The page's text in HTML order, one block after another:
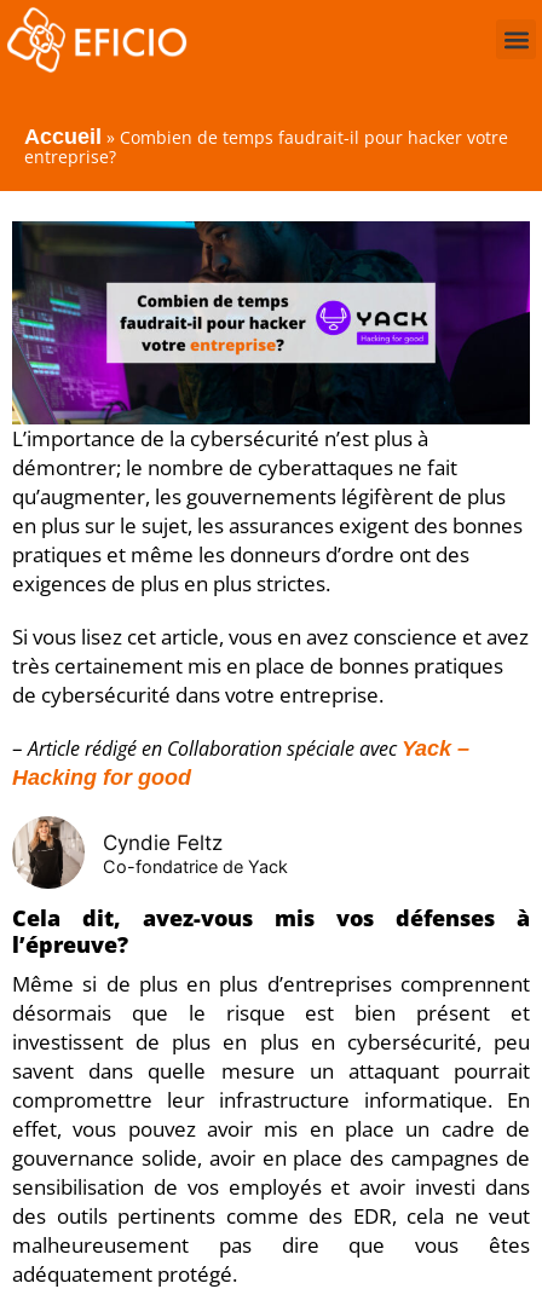
Accueil » Combien de temps faudrait-il pour hacker votre
entreprise?
L’importance de la cybersécurité n’est plus à
démontrer; le nombre de cyberattaques ne fait
qu’augmenter, les gouvernements légifèrent de plus
en plus sur le sujet, les assurances exigent des bonnes
pratiques et même les donneurs d’ordre ont des
exigences de plus en plus strictes.
Si vous lisez cet article, vous en avez conscience et avez
très certainement mis en place de bonnes pratiques
de cybersécurité dans votre entreprise.
–Article rédigé en Collaboration spéciale avec Yack –
Hacking for good
Cyndie Feltz
Co-fondatrice de Yack
Cela dit, avez-vous mis vos défenses à
l’épreuve?
Même si de plus en plus d’entreprises comprennent
désormais que le risque est bien présent et
investissent de plus en plus en cybersécurité, peu
savent dans quelle mesure un attaquant pourrait
compromettre leur infrastructure informatique. En
effet, vous pouvez avoir mis en place un cadre de
gouvernance solide, avoir en place des campagnes de
sensibilisation de vos employés et avoir investi dans
des outils pertinents comme des EDR, cela ne veut
malheureusement pas dire que vous êtes
adéquatement protégé.